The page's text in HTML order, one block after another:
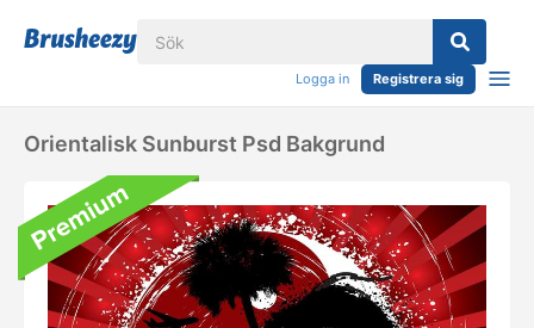
Logga in Registrera sig
Orientalisk Sunburst Psd Bakgrund